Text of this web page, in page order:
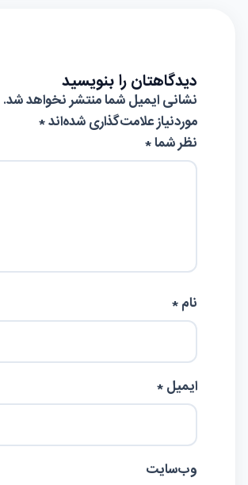
دیدگاهتان را بنویسید
نشانی ایمیل شما منتشر نخواهد شد.
موردنیاز علامت‌گذاری شده‌اند*
نظر شما *
نام *
ایمیل *
وب‌سایت